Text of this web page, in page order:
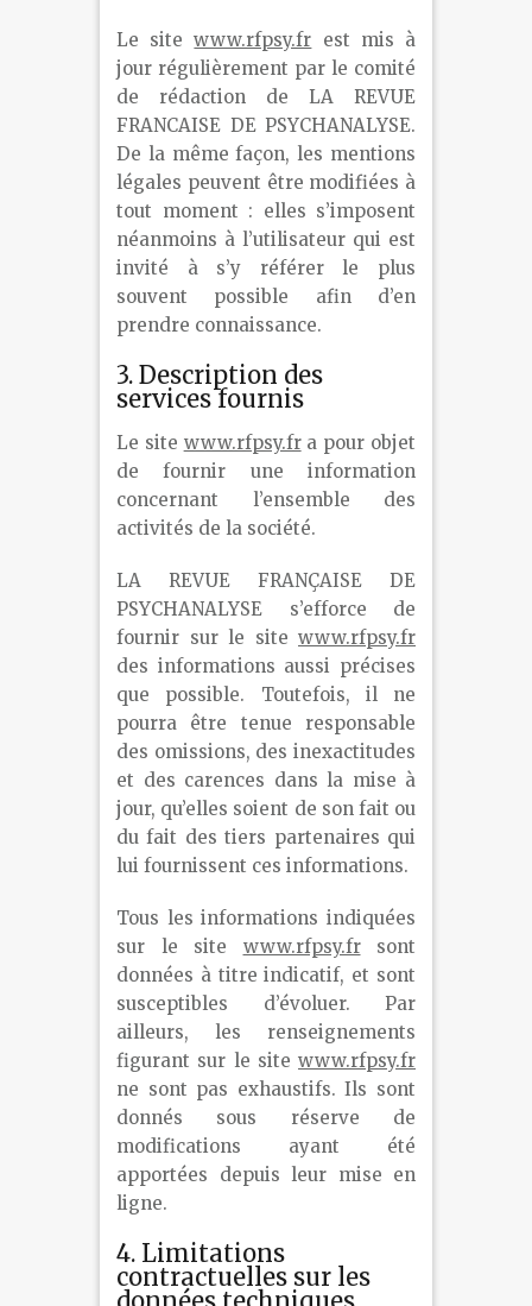
Le sitewww.rfpsy.fr est mis à
jour régulièrement par le comité
de rédaction de LA REVUE
FRANCAISE DE PSYCHANALYSE.
De la même façon, les mentions
légales peuvent être modifiées à
tout moment : elles s’imposent
néanmoins à l’utilisateur qui est
invité à s’y référer le plus
souvent possible afin d’en
prendre connaissance.
3. Description des
services fournis
Le site www.rfpsy.fra pour objet
de fournir une information
concernant l’ensemble des
activités de la société.
LA REVUE FRANÇAISE DE
PSYCHANALYSE s’efforce de
fournir sur le site www.rfpsy.fr
des informations aussi précises
que possible. Toutefois, il ne
pourra être tenue responsable
des omissions, des inexactitudes
et des carences dans la mise à
jour, qu’elles soient de son fait ou
du fait des tiers partenaires qui
lui fournissent ces informations.
Tous les informations indiquées
sur le site www.rfpsy.frsont
données à titre indicatif, et sont
susceptibles d’évoluer. Par
ailleurs, les renseignements
figurant sur le site www.rfpsy.fr
ne sont pas exhaustifs. Ils sont
donnés sous réserve de
modifications ayant été
apportées depuis leur mise en
ligne.
4. Limitations
contractuelles sur les